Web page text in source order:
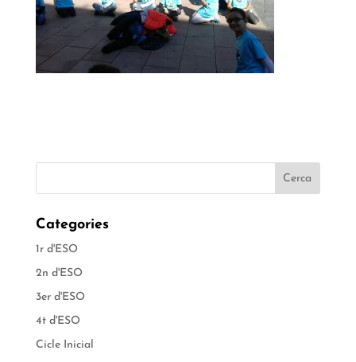
Categories
1r d'ESO
2n d'ESO
3er d'ESO
4t d'ESO
Cicle Inicial